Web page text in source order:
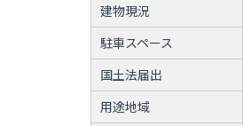
建物現況
駐車スペース
国土法届出
用途地域